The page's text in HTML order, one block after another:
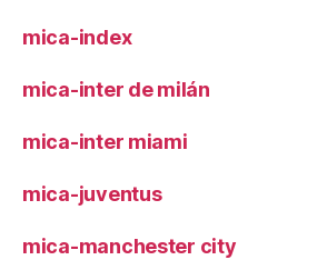
mica-index
mica-inter de milán
mica-inter miami
mica-juventus
mica-manchester city